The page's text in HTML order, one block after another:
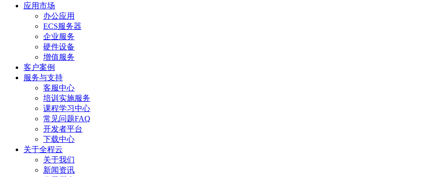
应用市场
办公应用
ECS服务器
企业服务
硬件设备
增值服务
客户案例
服务与支持
客服中心
培训实施服务
课程学习中心
常见问题FAQ
开发者平台
下载中心
关于全程云
关于我们
新闻资讯